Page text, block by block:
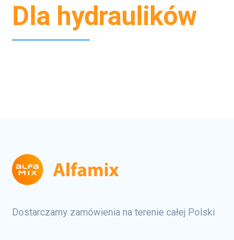
Dla hydraulików
Dostarczamy zamówienia na terenie całej Polski